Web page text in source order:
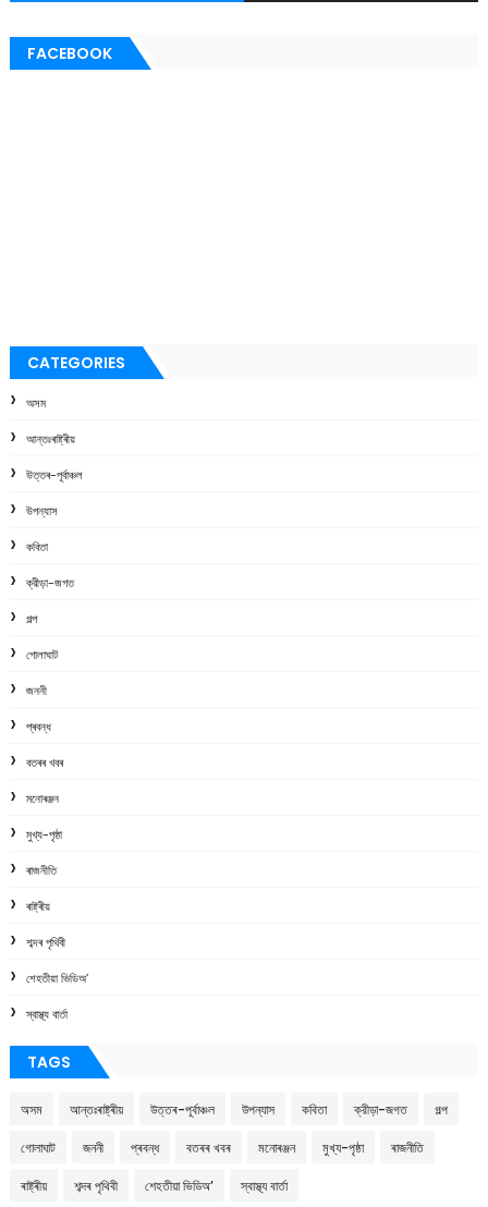
FACEBOOK
CATEGORIES
অসম
আন্তঃৰাষ্ট্ৰীয়
উত্তৰ-পূৰ্বাঞ্চল
উপন্যাস
কবিতা
ক্রীড়া-জগত
গল্প
গোলাঘাট
জননী
প্ৰবন্ধ
বতৰৰ খবৰ
মনোৰঞ্জন
মুখ্য-পৃষ্ঠা
ৰাজনীতি
ৰাষ্ট্ৰীয়
শব্দৰ পৃথিবী
শেহতীয়া ভিডিঅ’
স্বাস্থ্য বাৰ্তা
TAGS
অসম আন্তঃৰাষ্ট্ৰীয় উত্তৰ-পূৰ্বাঞ্চল উপন্যাস কবিতা ক্রীড়া-জগত গল্প
গোলাঘাট জননী প্ৰবন্ধ বতৰৰ খবৰ মনোৰঞ্জন মুখ্য-পৃষ্ঠা ৰাজনীতি
ৰাষ্ট্ৰীয় শব্দৰ পৃথিবী শেহতীয়া ভিডিঅ’ স্বাস্থ্য বাৰ্তা